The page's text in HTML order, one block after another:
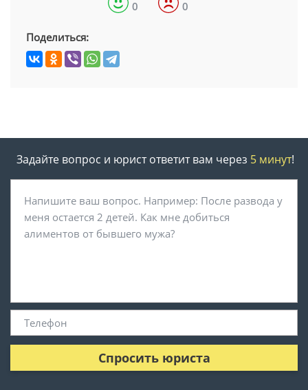
0 0
Поделиться:
Задайте вопрос и юрист ответит вам через 5 минут!
Спросить юриста